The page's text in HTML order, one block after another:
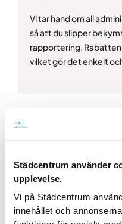
Städcentrum använder
upplevelse.
Vi på Städcentrum
innehållet och
Vi tar hand om all
så att du slipper
rapportering.
vilket gör det enkelt